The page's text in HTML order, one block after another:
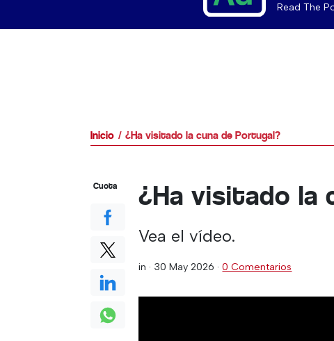
Read The
Inicio ¿Ha visitado la cuna de Portugal?
¿Ha visitado la
Vea el vídeo.
in · 30 May 2026 ·0 Comentarios
Cuota